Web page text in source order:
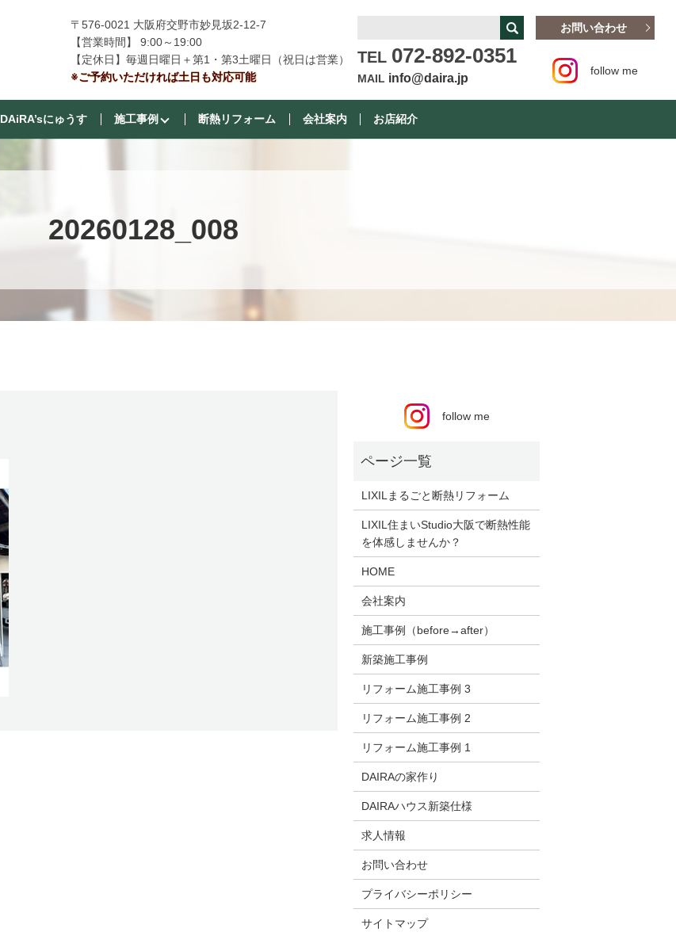
〒576-0021 大阪府交野市妙見坂2-12-7
【営業時間】 9:00～19:00
【定休日】毎週日曜日＋第1・第3土曜日（祝日は営業）
※ご予約いただければ土日も対応可能
TEL 072-892-0351
MAIL info@daira.jp
お問い合わせ
follow me
DAiRA’sにゅうす 施工事例 断熱リフォーム 会社案内 お店紹介
20260128_008
follow me
LIXILまるごと断熱リフォーム
LIXIL住まいStudio大阪で断熱性能
を体感しませんか？
HOME
会社案内
施工事例（before→after）
新築施工事例
リフォーム施工事例 3
リフォーム施工事例 2
リフォーム施工事例 1
DAIRAの家作り
DAIRAハウス新築仕様
求人情報
お問い合わせ
プライバシーポリシー
サイトマップ